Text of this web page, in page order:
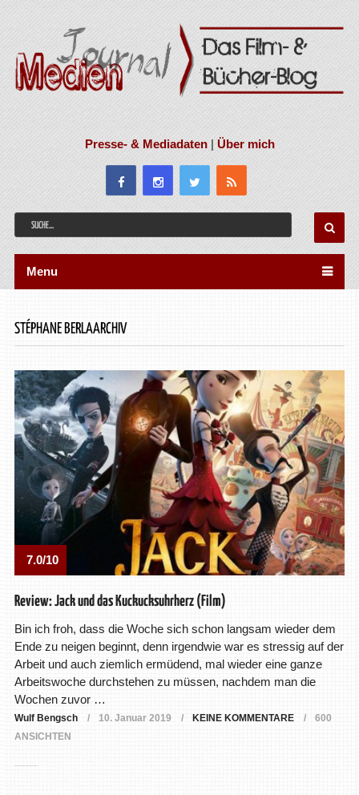
Presse- & Mediadaten|Über mich
Menu
STÉPHANE BERLAARCHIV
7.0/10
Review: Jack und das Kuckucksuhrherz (Film)
Bin ich froh, dass die Woche sich schon langsam wieder dem
Ende zu neigen beginnt, denn irgendwie war es stressig auf der
Arbeit und auch ziemlich ermüdend, mal wieder eine ganze
Arbeitswoche durchstehen zu müssen, nachdem man die
Wochen zuvor …
Wulf Bengsch 10. Januar 2019 KEINE KOMMENTARE
600
ANSICHTEN